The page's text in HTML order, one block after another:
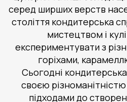
серед ширших верств
століття кондитерська
мистецтвом і
експериментувати з
горіхами,
Сьогодні
своєю
підходами до